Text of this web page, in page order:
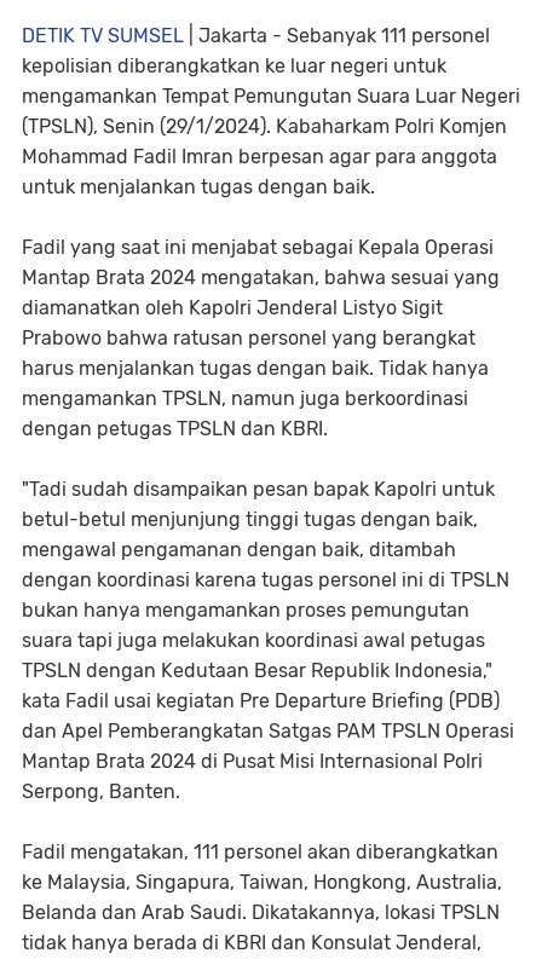
DETIK TV SUMSEL | Jakarta - Sebanyak 111 personel
kepolisian diberangkatkan ke luar negeri untuk
mengamankan Tempat Pemungutan Suara Luar Negeri
(TPSLN), Senin (29/1/2024). Kabaharkam Polri Komjen
Mohammad Fadil Imran berpesan agar para anggota
untuk menjalankan tugas dengan baik.
Fadil yang saat ini menjabat sebagai Kepala Operasi
Mantap Brata 2024 mengatakan, bahwa sesuai yang
diamanatkan oleh Kapolri Jenderal Listyo Sigit
Prabowo bahwa ratusan personel yang berangkat
harus menjalankan tugas dengan baik. Tidak hanya
mengamankan TPSLN, namun juga berkoordinasi
dengan petugas TPSLN dan KBRI.
"Tadi sudah disampaikan pesan bapak Kapolri untuk
betul-betul menjunjung tinggi tugas dengan baik,
mengawal pengamanan dengan baik, ditambah
dengan koordinasi karena tugas personel ini di TPSLN
bukan hanya mengamankan proses pemungutan
suara tapi juga melakukan koordinasi awal petugas
TPSLN dengan Kedutaan Besar Republik Indonesia,"
kata Fadil usai kegiatan Pre Departure Briefing (PDB)
dan Apel Pemberangkatan Satgas PAM TPSLN Operasi
Mantap Brata 2024 di Pusat Misi Internasional Polri
Serpong, Banten.
Fadil mengatakan, 111 personel akan diberangkatkan
ke Malaysia, Singapura, Taiwan, Hongkong, Australia,
Belanda dan Arab Saudi. Dikatakannya, lokasi TPSLN
tidak hanya berada di KBRI dan Konsulat Jenderal,